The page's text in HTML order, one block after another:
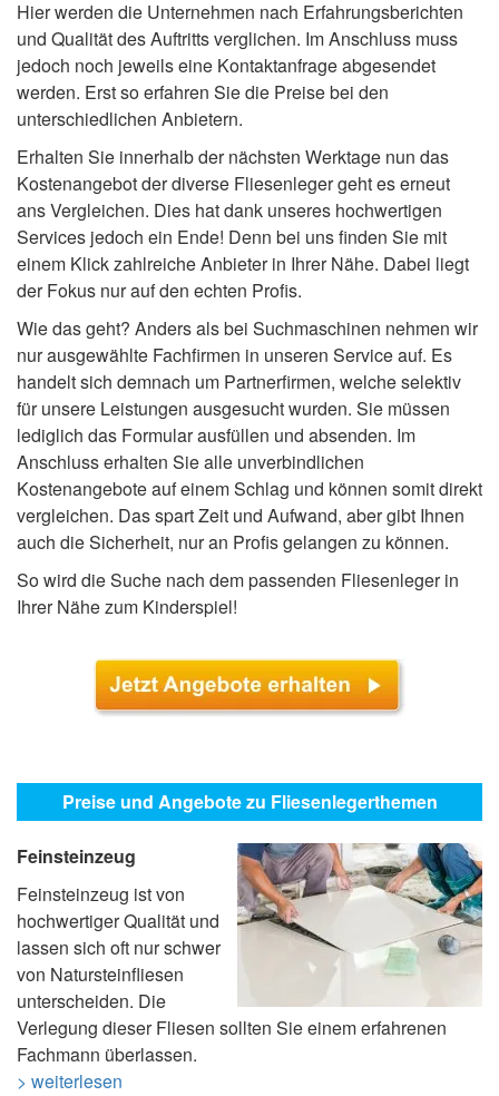
Hier werden die Unternehmen nach Erfahrungsberichten
und Qualität des Auftritts verglichen. Im Anschluss muss
jedoch noch jeweils eine Kontaktanfrage abgesendet
werden. Erst so erfahren Sie die Preise bei den
unterschiedlichen Anbietern.
Erhalten Sie innerhalb der nächsten Werktage nun das
Kostenangebot der diverse Fliesenleger geht es erneut
ans Vergleichen. Dies hat dank unseres hochwertigen
Services jedoch ein Ende! Denn bei uns finden Sie mit
einem Klick zahlreiche Anbieter in Ihrer Nähe. Dabei liegt
der Fokus nur auf den echten Profis.
Wie das geht? Anders als bei Suchmaschinen nehmen wir
nur ausgewählte Fachfirmen in unseren Service auf. Es
handelt sich demnach um Partnerfirmen, welche selektiv
für unsere Leistungen ausgesucht wurden. Sie müssen
lediglich das Formular ausfüllen und absenden. Im
Anschluss erhalten Sie alle unverbindlichen
Kostenangebote auf einem Schlag und können somit direkt
vergleichen. Das spart Zeit und Aufwand, aber gibt Ihnen
auch die Sicherheit, nur an Profis gelangen zu können.
So wird die Suche nach dem passenden Fliesenleger in
Ihrer Nähe zum Kinderspiel!
Preise und Angebote zu Fliesenlegerthemen
Feinsteinzeug
Feinsteinzeug ist von
hochwertiger Qualität und
lassen sich oft nur schwer
von Natursteinfliesen
unterscheiden. Die
Verlegung dieser Fliesen sollten Sie einem erfahrenen
Fachmann überlassen.
> weiterlesen